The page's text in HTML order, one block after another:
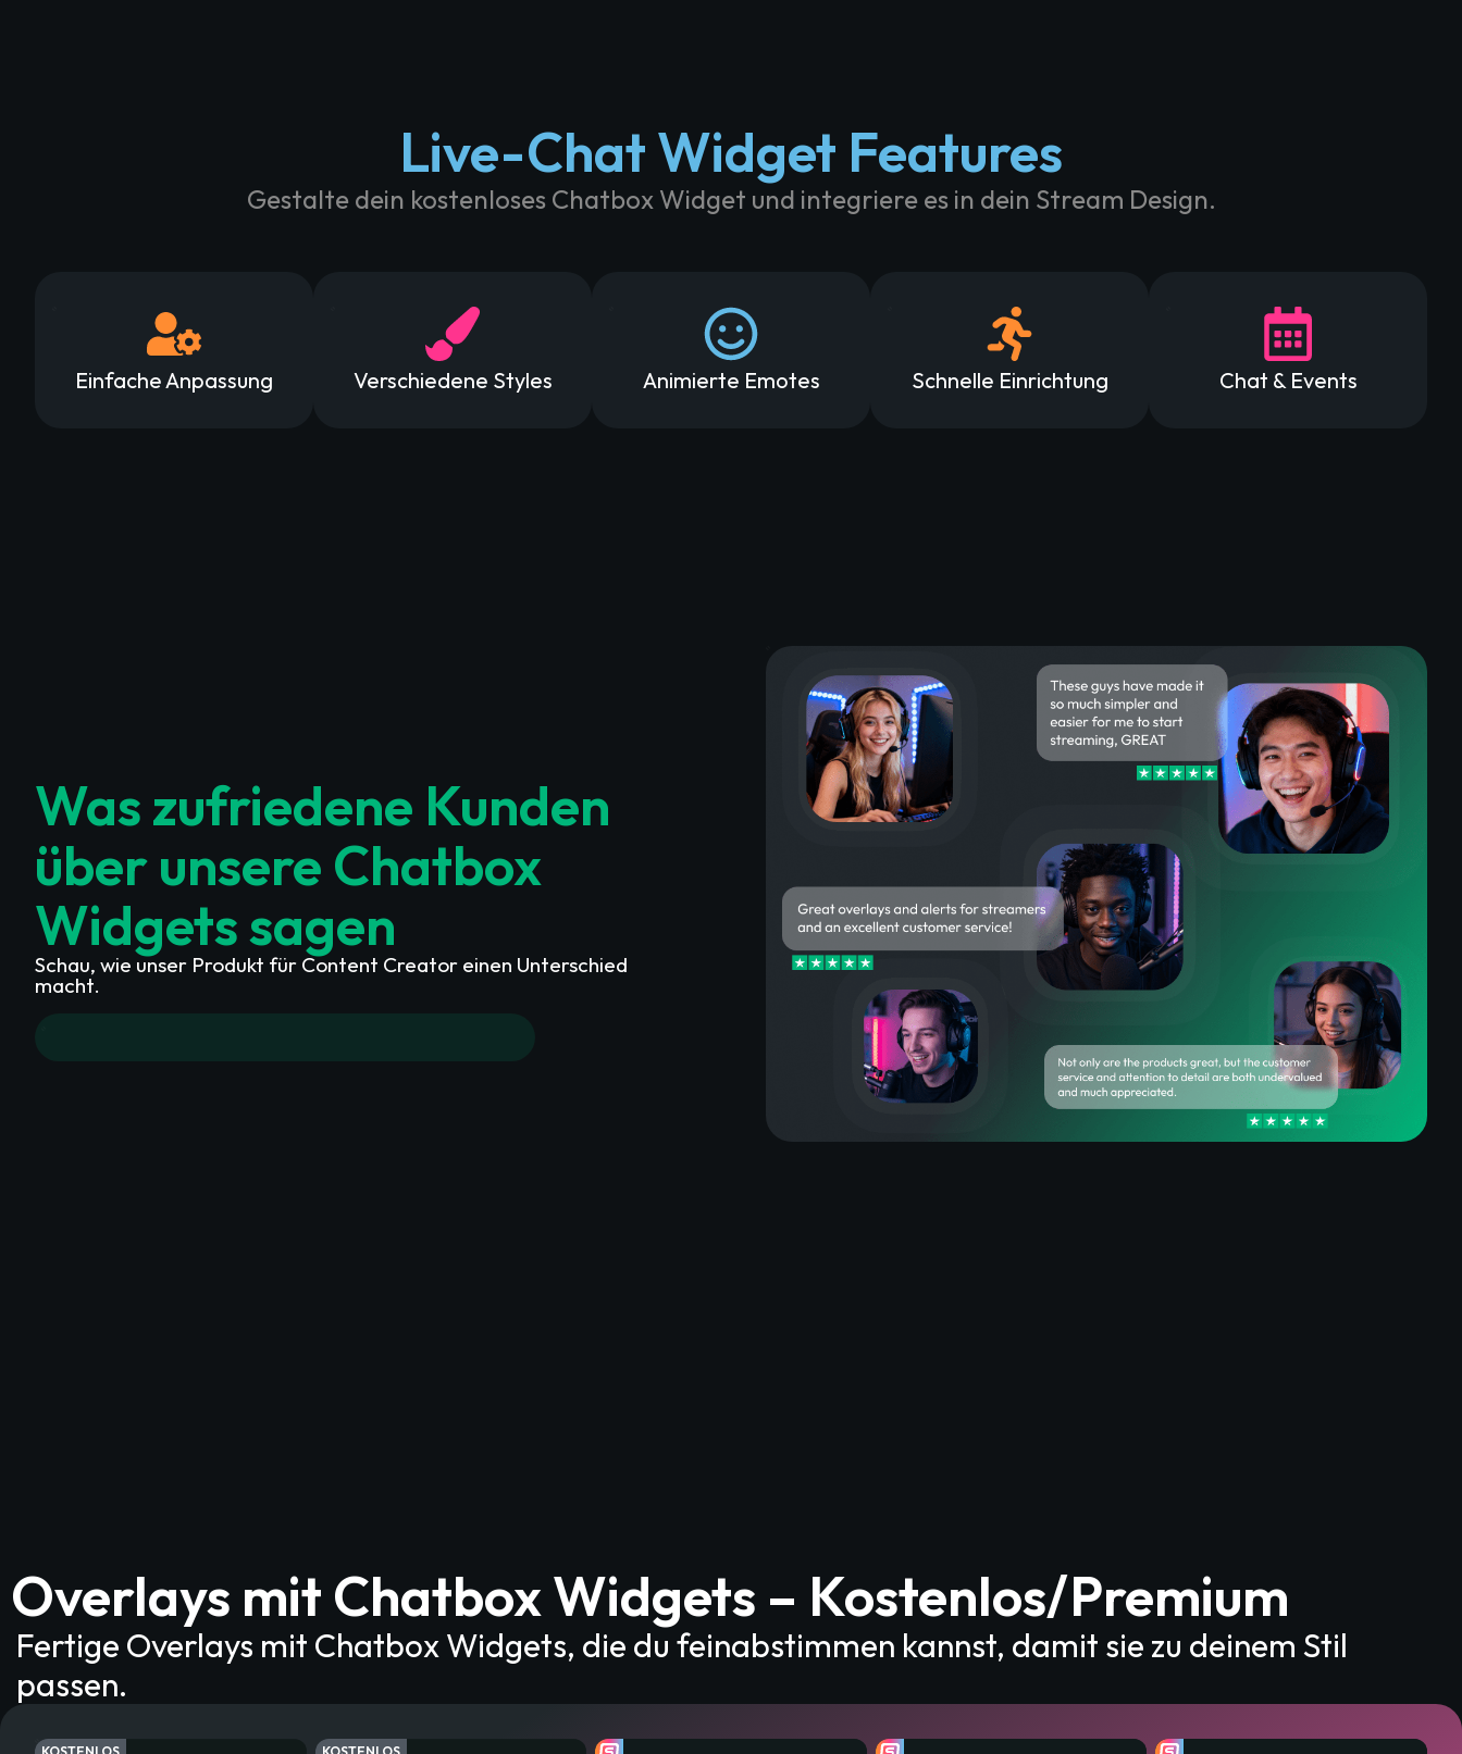
Live-Chat Widget Features
Gestalte dein kostenloses Chatbox Widget und integriere es in dein Stream Design.
Einfache Anpassung Verschiedene Styles Animierte Emotes Schnelle Einrichtung Chat & Events
Was zufriedene Kunden
über unsere Chatbox
Widgets sagen
Schau, wie unser Produkt für Content Creator einen Unterschied
macht.
Overlays mit Chatbox Widgets – Kostenlos/Premium
Fertige Overlays mit Chatbox Widgets, die du feinabstimmen kannst, damit sie zu deinem Stil
passen.